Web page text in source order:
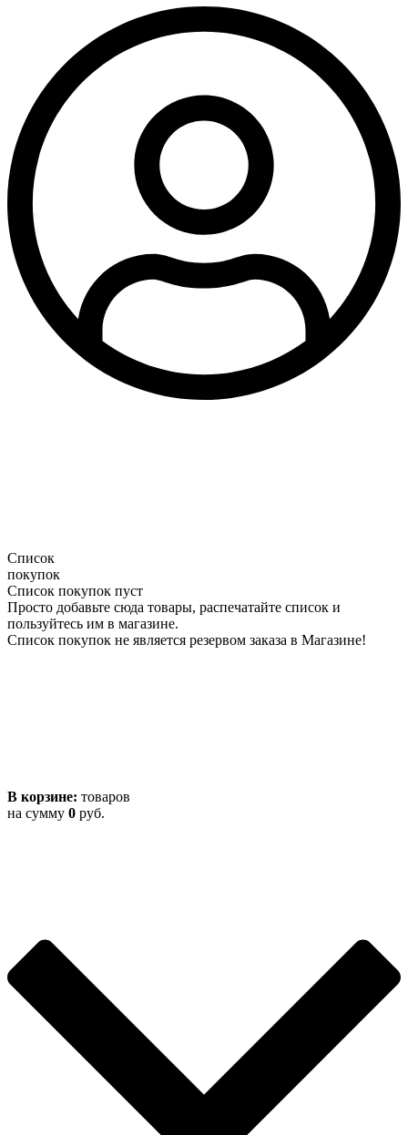
Список
покупок
Список покупок пуст
Просто добавьте сюда товары, распечатайте список и
пользуйтесь им в магазине.
Список покупок не является резервом заказа в Магазине!
В корзине: товаров
на сумму 0 руб.